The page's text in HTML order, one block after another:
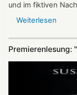
und im fiktiven
Weiterlesen
-
Premierenlesung: